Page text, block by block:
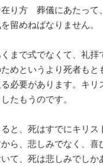
り方 葬儀にあたって
留めねばなりません。
まで式でなくて、礼拝
めというより死者もと
必要があります。キリ
たもうのです。
と、死はすでにキリス
ら、悲しみでなく、喜
て、死は悲しみでしか